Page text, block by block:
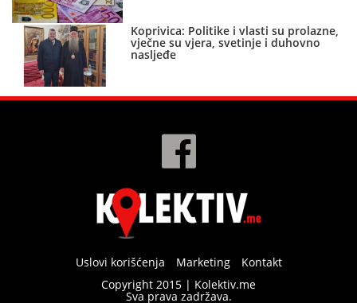
Koprivica: Politike i vlasti su prolazne,
vječne su vjera, svetinje i duhovno
nasljeđe
Uslovi korišćenja Marketing
Kontakt
Copyright 2015 | Kolektiv.me
Sva prava zadržava.